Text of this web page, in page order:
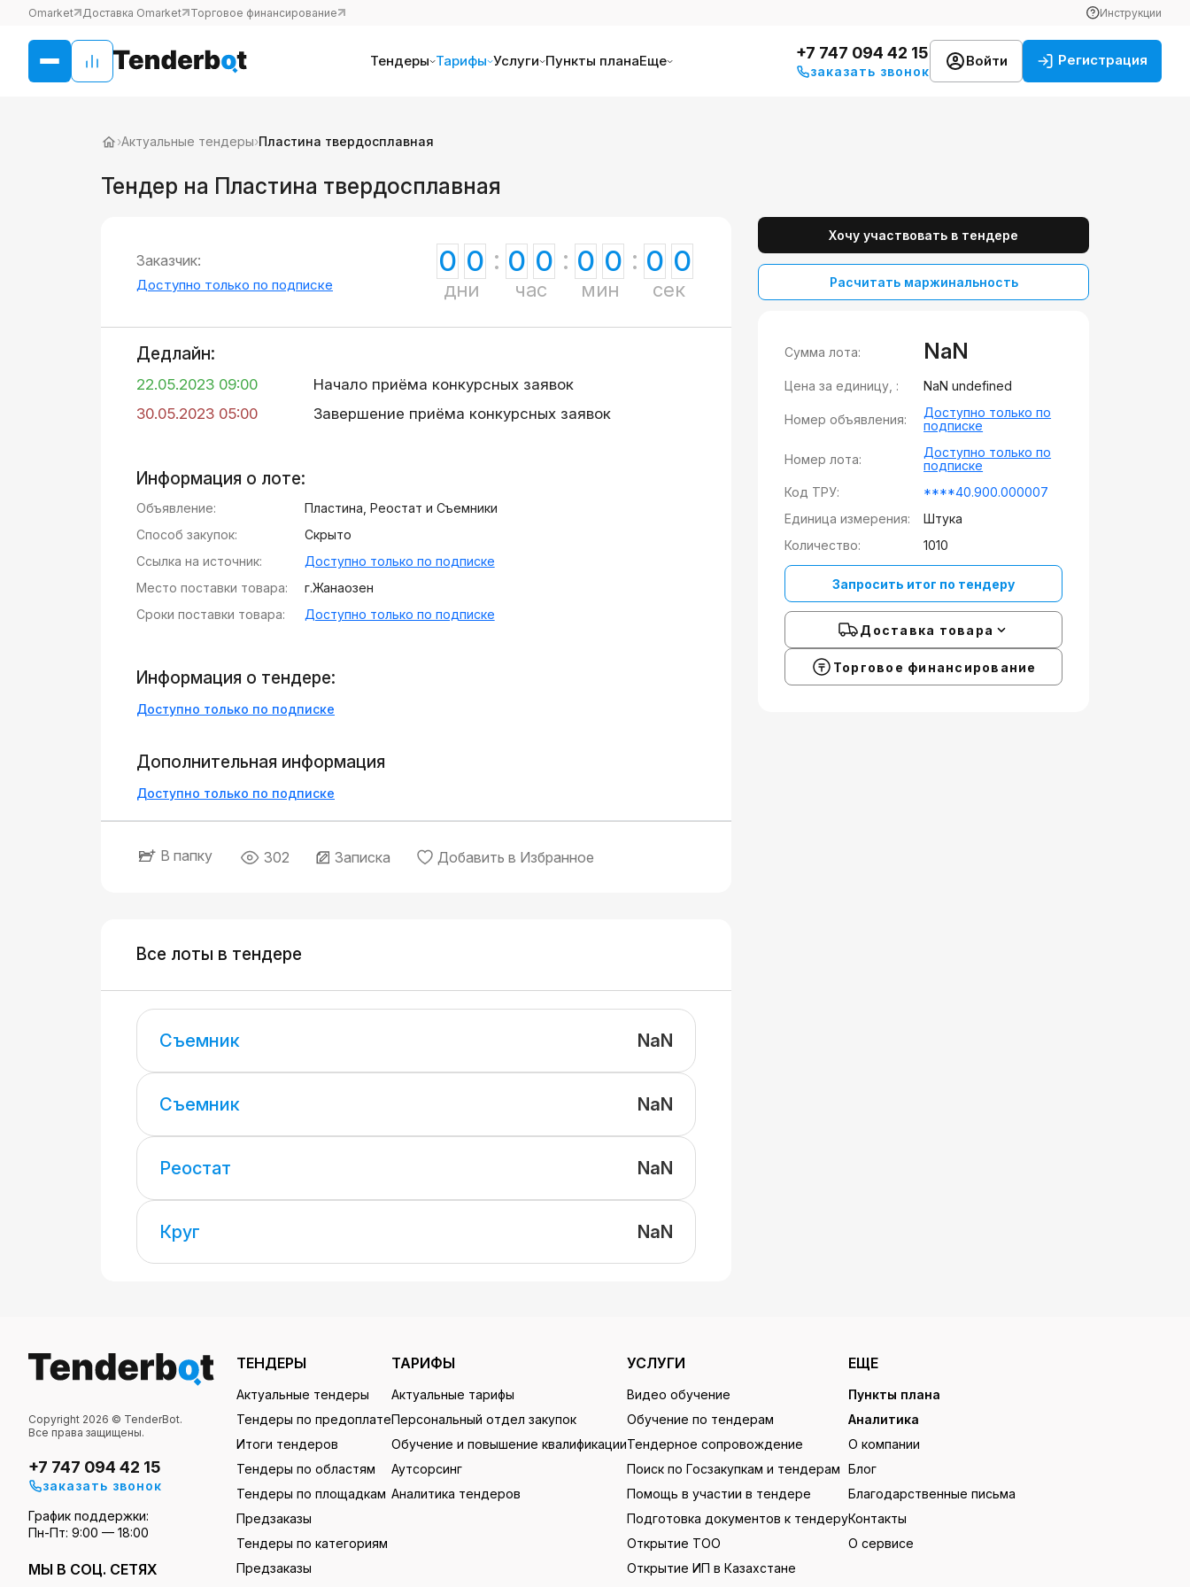
Omarket Доставка Omarket Торговое финансирование Инструкции
Тендеры Тарифы Услуги Пункты планаЕще +7 747 094 42 15
заказать звонок
Войти Регистрация
›Актуальные тендеры›Пластина твердосплавная
Тендер на Пластина твердосплавная
Заказчик:
Доступно только по подписке
0 0
дни
0 0
час
0 0
мин
0 0
сек
Дедлайн:
22.05.2023 09:00
Начало приёма конкурсных заявок
30.05.2023 05:00
Завершение приёма конкурсных заявок
Информация о лоте:
Объявление:
Пластина, Реостат и Съемники
Способ закупок:
Скрыто
Ссылка на источник:
Доступно только по подписке
Место поставки товара:
г.Жанаозен
Сроки поставки товара:
Доступно только по подписке
Информация о тендере:
Доступно только по подписке
Дополнительная информация
Доступно только по подписке
В папку 302 Записка Добавить в Избранное
Все лоты в тендере
Съемник NaN
Съемник NaN
Реостат NaN
Круг NaN
Хочу участвовать в тендере
Расчитать маржинальность
Сумма лота: NaN
Цена за единицу, : NaN undefined
Номер объявления:
Доступно только по
подписке
Номер лота:
Доступно только по
подписке
Код ТРУ:
****40.900.000007
Единица измерения:
Штука
Количество:
1010
Запросить итог по тендеру
Доставка товара
Торговое финансирование
Copyright 2026 © TenderBot.
Все права защищены.
+7 747 094 42 15
заказать звонок
График поддержки:
Пн-Пт: 9:00 — 18:00
МЫ В СОЦ. СЕТЯХ
ТЕНДЕРЫ
Актуальные тендеры
Тендеры по предоплате
Итоги тендеров
Тендеры по областям
Тендеры по площадкам
Предзаказы
Тендеры по категориям
Предзаказы
ТАРИФЫ
Актуальные тарифы
Персональный отдел закупок
Обучение и повышение квалификации
Аутсорсинг
Аналитика тендеров
УСЛУГИ
Видео обучение
Обучение по тендерам
Тендерное сопровождение
Поиск по Госзакупкам и тендерам
Помощь в участии в тендере
Подготовка документов к тендеру
Открытие ТОО
Открытие ИП в Казахстане
ЕЩЕ
Пункты плана
Аналитика
О компании
Блог
Благодарственные письма
Контакты
О сервисе